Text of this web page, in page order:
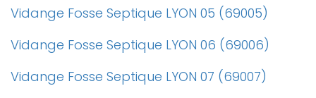
Vidange Fosse Septique LYON 05 (69005)
Vidange Fosse Septique LYON 06 (69006)
Vidange Fosse Septique LYON 07 (69007)